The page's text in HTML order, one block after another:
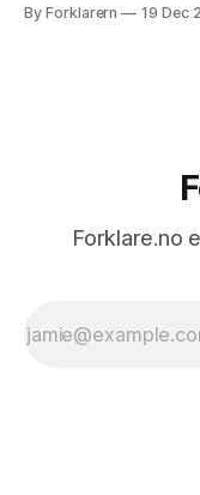
anerkjenne at
By Forklarern 19 Dec
Forklare.no